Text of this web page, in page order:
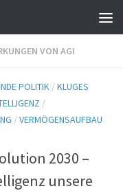
VON AGI
POLITIK /KLUGES
/
/VERMÖGENSAUFBAU
2030 –
unsere